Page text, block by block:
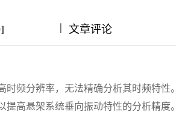
||| 文章评论
频分辨率，无法精确分析其时频特性
高悬架系统垂向振动特性的分析精度